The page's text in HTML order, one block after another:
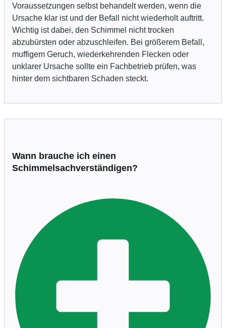
Voraussetzungen selbst behandelt werden, wenn die
Ursache klar ist und der Befall nicht wiederholt auftritt.
Wichtig ist dabei, den Schimmel nicht trocken
abzubürsten oder abzuschleifen. Bei größerem Befall,
muffigem Geruch, wiederkehrenden Flecken oder
unklarer Ursache sollte ein Fachbetrieb prüfen, was
hinter dem sichtbaren Schaden steckt.
Wann brauche ich einen
Schimmelsachverständigen?